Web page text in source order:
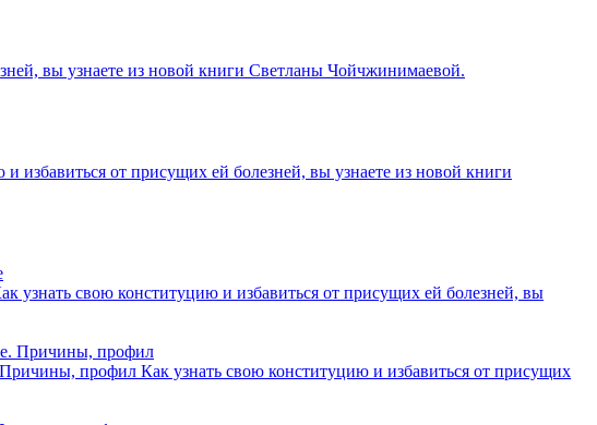
вы узнаете из новой книги Светланы Чойчжинимаевой.
избавиться от присущих ей болезней, вы узнаете из новой книги
узнать свою конституцию и избавиться от присущих ей болезней, вы
Причины, профил Как узнать свою конституцию и избавиться от присущих